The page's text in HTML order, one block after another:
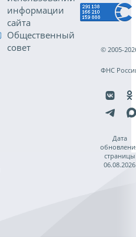
информации
сайта
Общественный
совет
© 2005-
ФНС
Дата
страницы
06.08.2026